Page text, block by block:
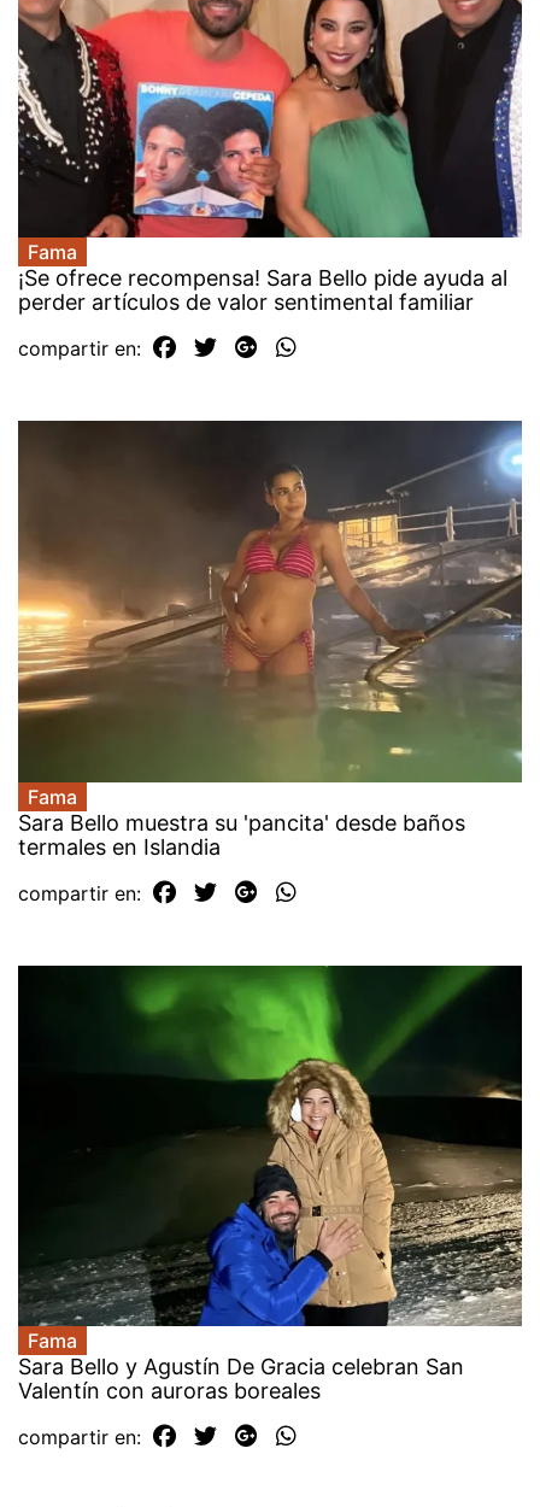
Fama
¡Se ofrece recompensa! Sara Bello pide ayuda al
perder artículos de valor sentimental familiar
compartir en:
Fama
Sara Bello muestra su 'pancita' desde baños
termales en Islandia
compartir en:
Fama
Sara Bello y Agustín De Gracia celebran San
Valentín con auroras boreales
compartir en: